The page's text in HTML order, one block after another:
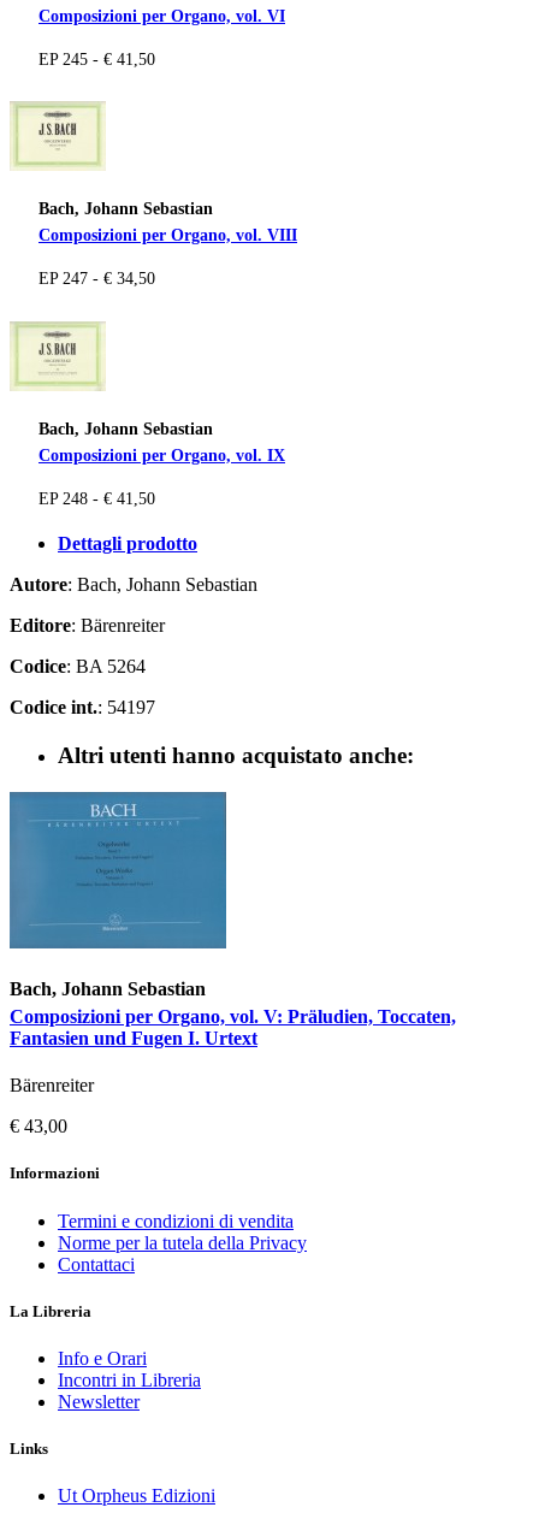
Composizioni per Organo, vol. VI
EP 245 - € 41,50
Bach, Johann Sebastian
Composizioni per Organo, vol. VIII
EP 247 - € 34,50
Bach, Johann Sebastian
Composizioni per Organo, vol. IX
EP 248 - € 41,50
Dettagli prodotto
Autore: Bach, Johann Sebastian
Editore: Bärenreiter
Codice: BA 5264
Codice int.: 54197
Altri utenti hanno acquistato anche:
Bach, Johann Sebastian
Composizioni per Organo, vol. V: Präludien, Toccaten,
Fantasien und Fugen I. Urtext
Bärenreiter
€ 43,00
Informazioni
Termini e condizioni di vendita
Norme per la tutela della Privacy
Contattaci
La Libreria
Info e Orari
Incontri in Libreria
Newsletter
Links
Ut Orpheus Edizioni